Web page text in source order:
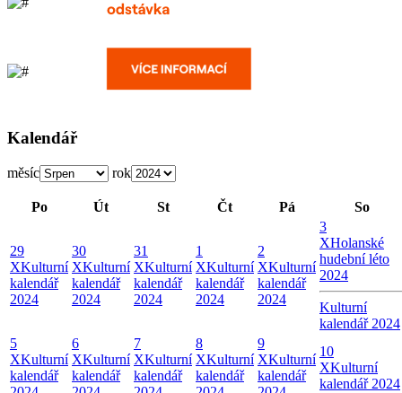
Kalendář
měsíc rok
Po Út St Čt Pá So
29
XKulturní
kalendář
2024
30
XKulturní
kalendář
2024
31
XKulturní
kalendář
2024
1
XKulturní
kalendář
2024
2
XKulturní
kalendář
2024
3
XHolanské
hudební léto
2024
Kulturní
kalendář 2024
5
XKulturní
kalendář
6
XKulturní
kalendář
7
XKulturní
kalendář
8
XKulturní
kalendář
9
XKulturní
kalendář
10
XKulturní
kalendář 2024